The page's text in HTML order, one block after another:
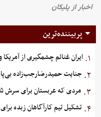
پربیننده‌ترین
۱. ایران غنائم چشمگیری از
۲. جنایت حمیدرضارجب‌زاده
۳. مردی که عربستان برای سرش ۵ میلیون دلار جایزه گذاشت
۴. تشکیل تیم کارآگاهان زبده